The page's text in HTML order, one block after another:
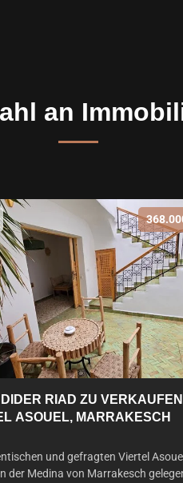
an
RIAD ZU
ASOUEL, MARRAKESCH
und gefragten Viertel
der Medina von Marrakesch